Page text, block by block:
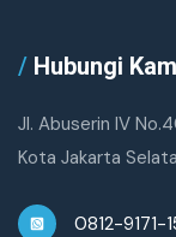
/ Hubungi
Jl. Abuserin IV
Kota Jakarta
0812-9171-